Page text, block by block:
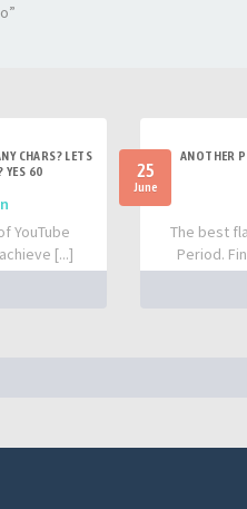
CHARS? LETS
YES 60
YouTube
[...]
25
June
ANOTHER
The best
Period.